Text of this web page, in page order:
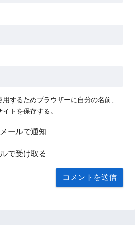
するためブラウザーに自分の名前、
トを保存する。
ールで通知
で受け取る